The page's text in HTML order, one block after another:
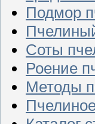
Подмор
Соты
Роение
Методы